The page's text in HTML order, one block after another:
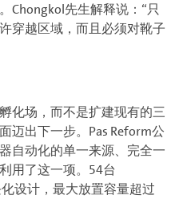
Chongkol先生解释说：“只
穿越区域，而且必须对靴子
化场，而不是扩建现有的三
迈出下一步。Pas Reform公
自动化的单一来源、完全一
用了这一项。54台
设计，最大放置容量超过